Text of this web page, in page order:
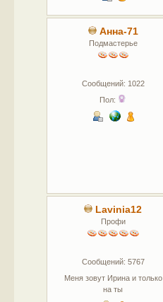
Анна-71
Подмастерье
Сообщений: 1022
Пол:
Lavinia12
Профи
Сообщений: 5767
Меня зовут Ирина и только
на ты